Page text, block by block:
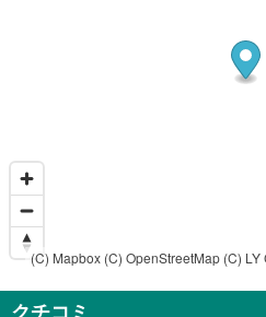
(C) Mapbox (C) OpenStreetMap (C) LY